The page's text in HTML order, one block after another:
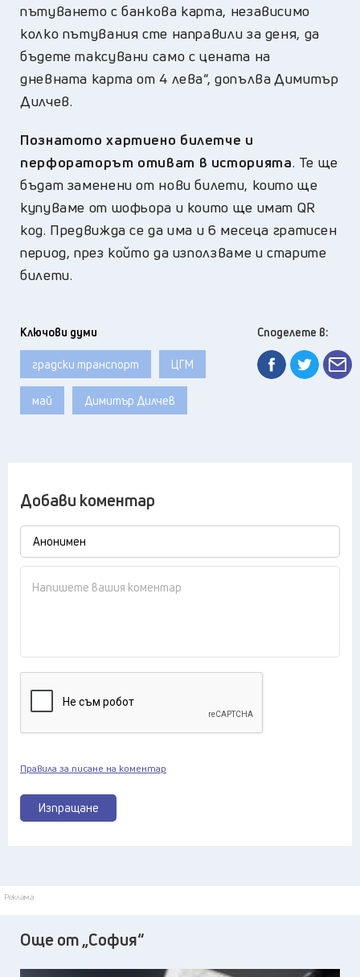
пътуването с банкова карта, независимо
колко пътувания сте направили за деня, да
бъдете таксувани само с цената на
дневната карта от 4 лева“, допълва Димитър
Дилчев.
Познатото хартиено билетче и
перфораторът отиват в историята. Те ще
бъдат заменени от нови билети, които ще
купуваме от шофьора и които ще имат QR
код. Предвижда се да има и 6 месеца гратисен
период, през който да използваме и старите
билети.
Ключови думи
градски транспорт ЦГМ
май Димитър Дилчев
Споделете в:
Добави коментар
Изпращане
Правила за писане на коментар
Реклама
Още от „София“